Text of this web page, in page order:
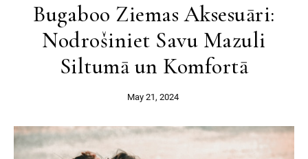
Bugaboo Ziemas Aksesuāri:
Nodrošiniet Savu Mazuli
Siltumā un Komfortā
May 21, 2024